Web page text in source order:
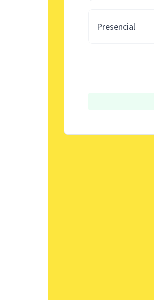
Presencial